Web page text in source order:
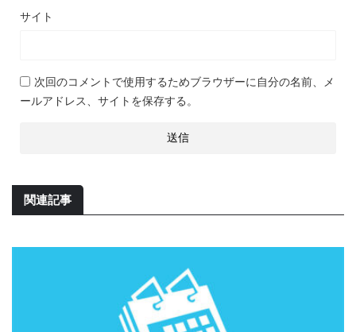
サイト
次回のコメントで使用するためブラウザーに自分の名前、メ
ールアドレス、サイトを保存する。
関連記事